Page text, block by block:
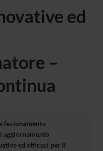
ed
–
aggiornamento
ed efficaci per il